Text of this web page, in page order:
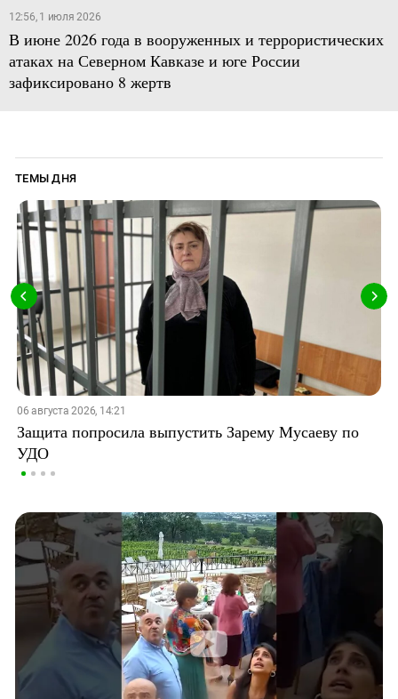
12:56, 1 июля 2026
В июне 2026 года в вооруженных и террористических
атаках на Северном Кавказе и юге России
зафиксировано 8 жертв
ТЕМЫ ДНЯ
06 августа 2026, 14:21
Защита попросила выпустить Зарему Мусаеву по
УДО